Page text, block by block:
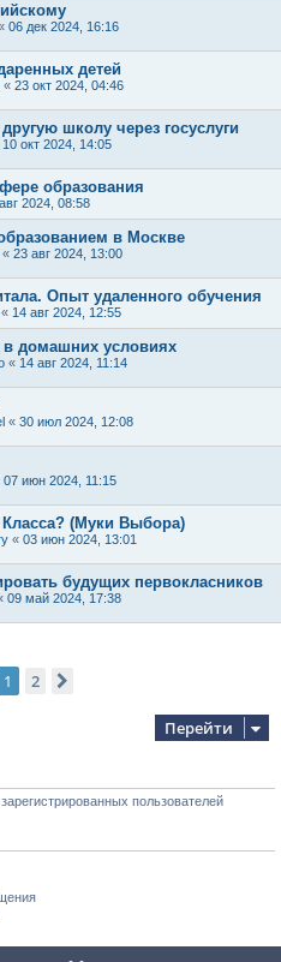
06 дек 2024, 16:16
детей
« 23 окт 2024, 04:46
школу через госуслуги
10 окт 2024, 14:05
образования
2024, 08:58
в Москве
« 23 авг 2024, 13:00
Опыт удаленного обучения
« 14 авг 2024, 12:55
домашних условиях
« 14 авг 2024, 11:14
« 30 июл 2024, 12:08
07 июн 2024, 11:15
Класса? (Муки Выбора)
« 03 июн 2024, 13:01
будущих первокласников
09 май 2024, 17:38
1 2
Перейти
пользователей